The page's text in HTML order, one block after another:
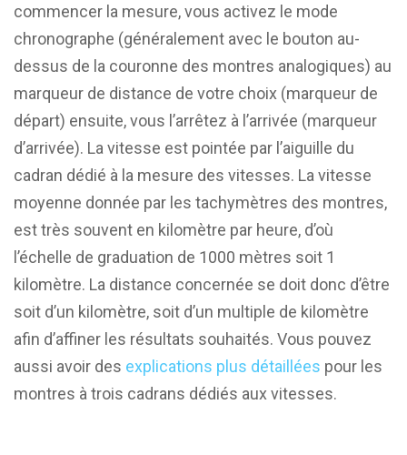
commencer la mesure, vous activez le mode
chronographe (généralement avec le bouton au-
dessus de la couronne des montres analogiques) au
marqueur de distance de votre choix (marqueur de
départ) ensuite, vous l’arrêtez à l’arrivée (marqueur
d’arrivée). La vitesse est pointée par l’aiguille du
cadran dédié à la mesure des vitesses. La vitesse
moyenne donnée par les tachymètres des montres,
est très souvent en kilomètre par heure, d’où
l’échelle de graduation de 1000 mètres soit 1
kilomètre. La distance concernée se doit donc d’être
soit d’un kilomètre, soit d’un multiple de kilomètre
afin d’affiner les résultats souhaités. Vous pouvez
aussi avoir des explications plus détaillées pour les
montres à trois cadrans dédiés aux vitesses.